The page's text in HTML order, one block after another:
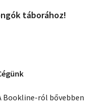
táborához!
Bookline-ról bővebben